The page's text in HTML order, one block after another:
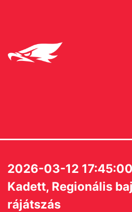
2026-03-12
Kadett, Regionális
rájátszás